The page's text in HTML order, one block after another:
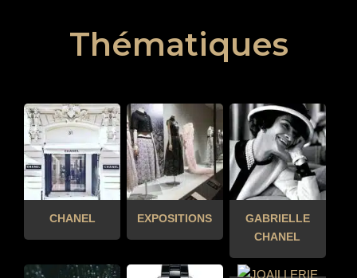
Thématiques
CHANEL EXPOSITIONS
GABRIELLE
CHANEL